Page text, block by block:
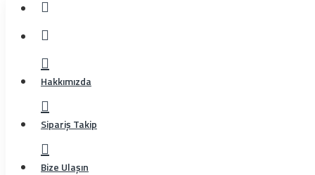
Hakkımızda
Sipariş Takip
Bize Ulaşın